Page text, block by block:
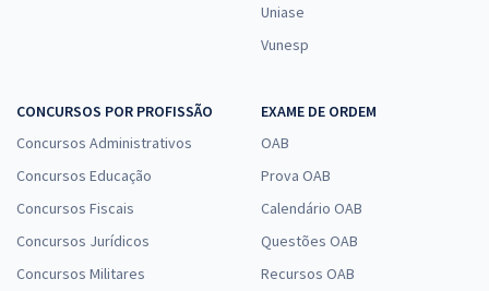
Uniase
Vunesp
CONCURSOS POR PROFISSÃO
Concursos Administrativos
Concursos Educação
Concursos Fiscais
Concursos Jurídicos
Concursos Militares
EXAME DE ORDEM
OAB
Prova OAB
Calendário OAB
Questões OAB
Recursos OAB